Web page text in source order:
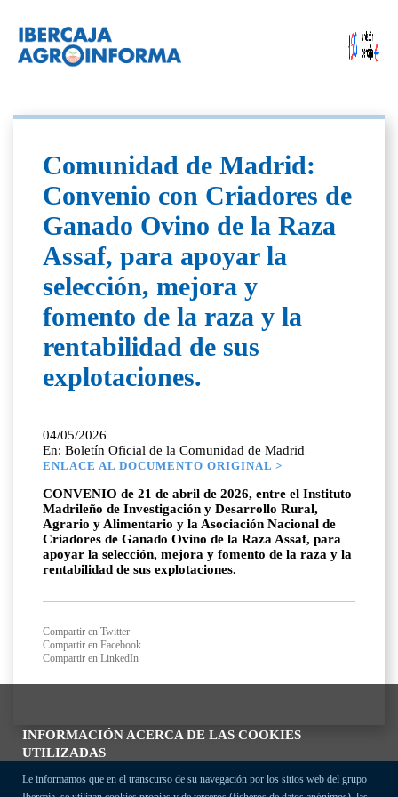
INFORMACIÓN ACERCA DE LAS COOKIES
UTILIZADAS
Le informamos que en el transcurso de su navegación por los sitios web del grupo
Comunidad de Madrid:
Convenio con Criadores de
Ganado Ovino de la Raza
Assaf, para apoyar la
selección, mejora y
fomento de la raza y la
rentabilidad de sus
explotaciones.
04/05/2026
En: Boletín Oficial de la Comunidad de Madrid
ENLACE AL DOCUMENTO ORIGINAL >
CONVENIO de 21 de abril de 2026, entre el Instituto
Madrileño de Investigación y Desarrollo Rural,
Agrario y Alimentario y la Asociación Nacional de
Criadores de Ganado Ovino de la Raza Assaf, para
apoyar la selección, mejora y fomento de la raza y la
rentabilidad de sus explotaciones.
Compartir en Twitter
Compartir en Facebook
Compartir en LinkedIn